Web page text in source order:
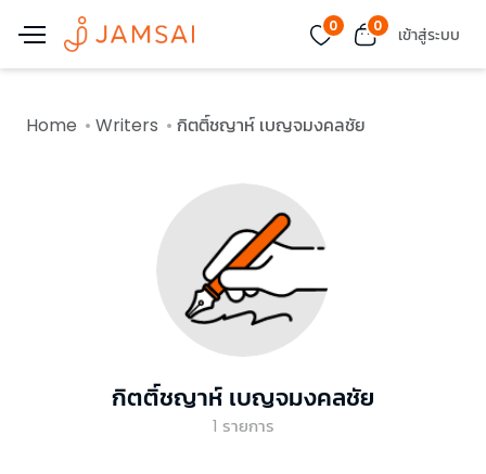
0 0 เข้าสู่ระบบ
Home Writers กิตติ์ชญาห์ เบญจมงคลชัย
กิตติ์ชญาห์ เบญจมงคลชัย
1 รายการ